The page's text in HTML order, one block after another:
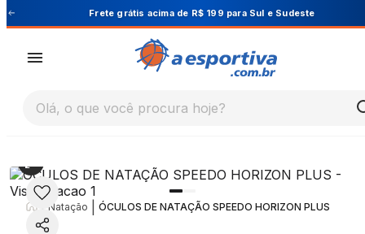
Cupom PRIMEIRA10 para 10% OFF na 1ª compra
Olá, o que você procura hoje?
Natação ÓCULOS DE NATAÇÃO SPEEDO HORIZON PLUS